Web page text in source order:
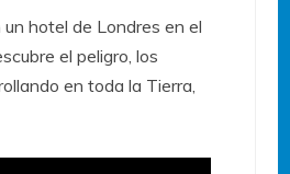
hotel de Londres en el
el peligro, los
en toda la Tierra,